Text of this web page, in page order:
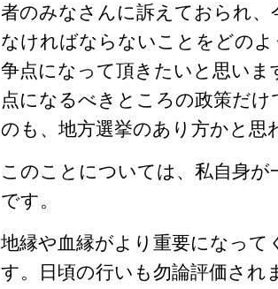
者のみなさんに訴えておられ
なければならないことをどの
争点になって頂きたいと思い
点になるべきところの政策だ
のも、地方選挙のあり方かと思
このことについては、私自身
です。
地縁や血縁がより重要になって
す。日頃の行いも勿論評価され